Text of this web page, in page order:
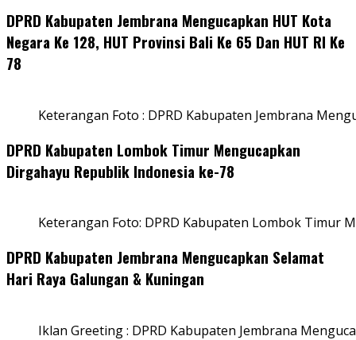
DPRD Kabupaten Jembrana Mengucapkan HUT Kota
Negara Ke 128, HUT Provinsi Bali Ke 65 Dan HUT RI Ke
78
Keterangan Foto : DPRD Kabupaten Jembrana
DPRD Kabupaten Lombok Timur Mengucapkan
Dirgahayu Republik Indonesia ke-78
Keterangan Foto: DPRD Kabupaten Lombok Timur
DPRD Kabupaten Jembrana Mengucapkan Selamat
Hari Raya Galungan & Kuningan
Iklan Greeting : DPRD Kabupaten Jembrana